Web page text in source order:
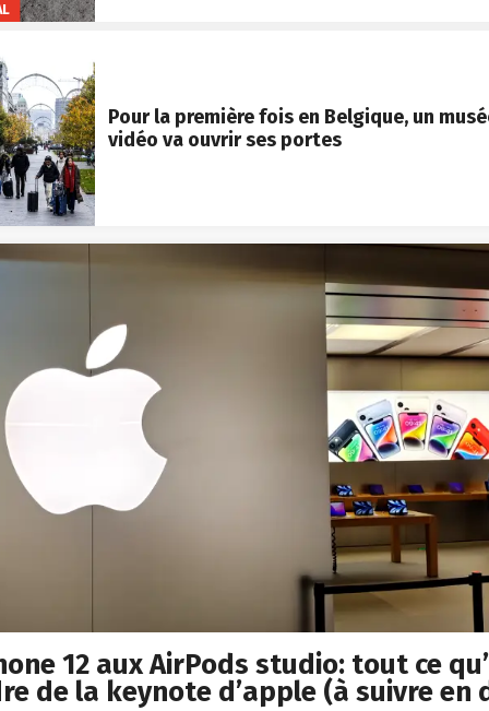
Pour la première fois en Belgique, un
vidéo va ouvrir ses portes
12 aux AirPods studio: tout ce
de la keynote d’apple (à suivre en